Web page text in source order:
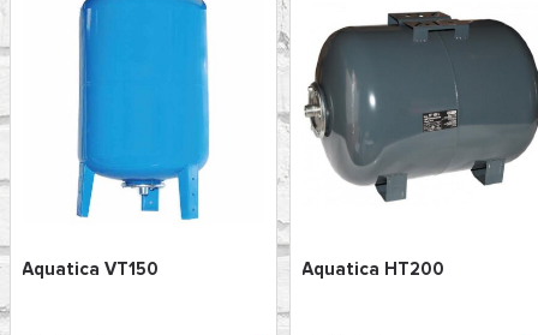
Aquatica VT150 Aquatica HT200